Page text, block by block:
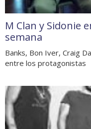
M Clan y Sidonie
semana
Banks, Bon Iver, Craig
entre los protagonistas